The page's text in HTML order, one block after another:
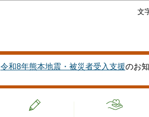
こ
文
令和8年熊本地震・被災者受入支援のお